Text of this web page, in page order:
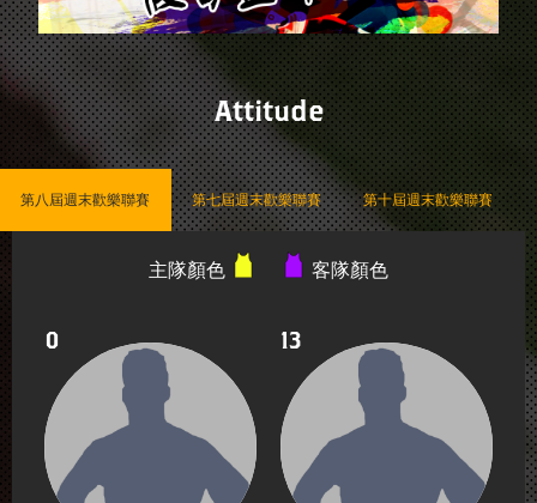
Attitude
第八屆週末歡樂聯賽 第七屆週末歡樂聯賽 第十屆週末歡樂聯賽
主隊顏色 客隊顏色
0 13